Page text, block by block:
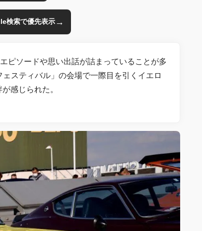
検索で優先表示→
ピソードや思い出話が詰まっていることが多
スティバル」の会場で一際目を引くイエロ
感じられた。